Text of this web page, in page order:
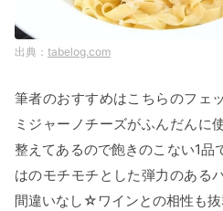
tabelog.com
筆者のおすすめはこちらのフェ
ミジャーノチーズがふんだんに
整えてあるので飽きのこない1品
はのモチモチとした弾力のある
間違いなし☆ワインとの相性も抜